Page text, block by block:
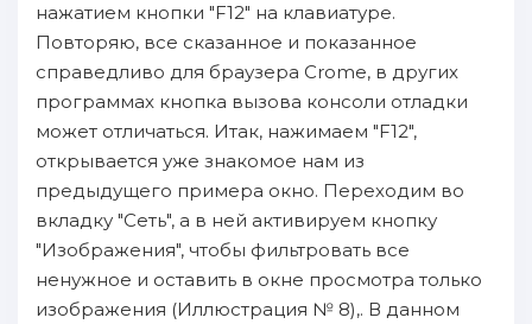
нажатием кнопки "F12" на клавиатуре.
Повторяю, все сказанное и показанное
справедливо для браузера Crome, в других
программах кнопка вызова консоли отладки
может отличаться. Итак, нажимаем "F12",
открывается уже знакомое нам из
предыдущего примера окно. Переходим во
вкладку "Сеть", а в ней активируем кнопку
"Изображения", чтобы фильтровать все
ненужное и оставить в окне просмотра только
изображения (Иллюстрация № 8),. В данном